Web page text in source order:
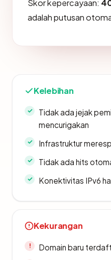
Skor kepercayaan:
adalah putusan
Kelebihan
Tidak ada jejak
mencurigakan
Infrastruktur
Tidak ada hits
Konektivitas IPv6
Kekurangan
Domain baru